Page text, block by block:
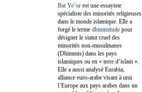
Bat Ye’or est une essayiste
spécialiste des minorités religieuses
dans le monde islamique. Elle a
forgé le terme dhimmitude pour
désigner le statut cruel des
minorités non-musulmanes
(Dhimmis) dans les pays
islamiques ou en « terre d’islam ».
Elle a aussi analysé Eurabia,
alliance euro-arabe visant à unir
l’Europe aux pays arabes dans un